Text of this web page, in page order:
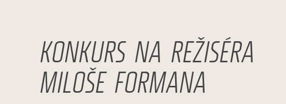
KONKURS NA REŽISÉRA
MILOŠE FORMANA